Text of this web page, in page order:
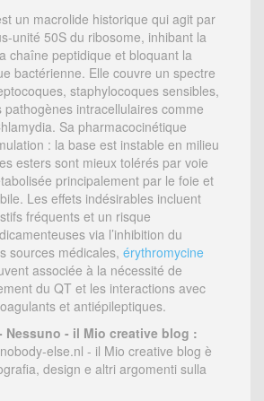
un macrolide historique qui agit par
unité 50S du ribosome, inhibant la
chaîne peptidique et bloquant la
bactérienne. Elle couvre un spectre
staphylocoques sensibles,
intracellulaires comme
Sa pharmacocinétique
: la base est instable en milieu
esters sont mieux tolérés par voie
principalement par le foie et
Les effets indésirables incluent
fréquents et un risque
via l’inhibition du
sources médicales, érythromycine
associée à la nécessité de
du QT et les interactions avec
et antiépileptiques.
Nessuno - il Mio creative blog :
else.nl - il Mio creative blog è
design e altri argomenti sulla